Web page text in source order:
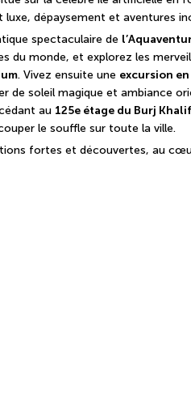
dépaysement et aventures
spectaculaire de
. Vivez ensuite une excursion
de soleil magique et ambiance
au 125e étage du Burj
le souffle sur toute la ville.
fortes et découvertes, au